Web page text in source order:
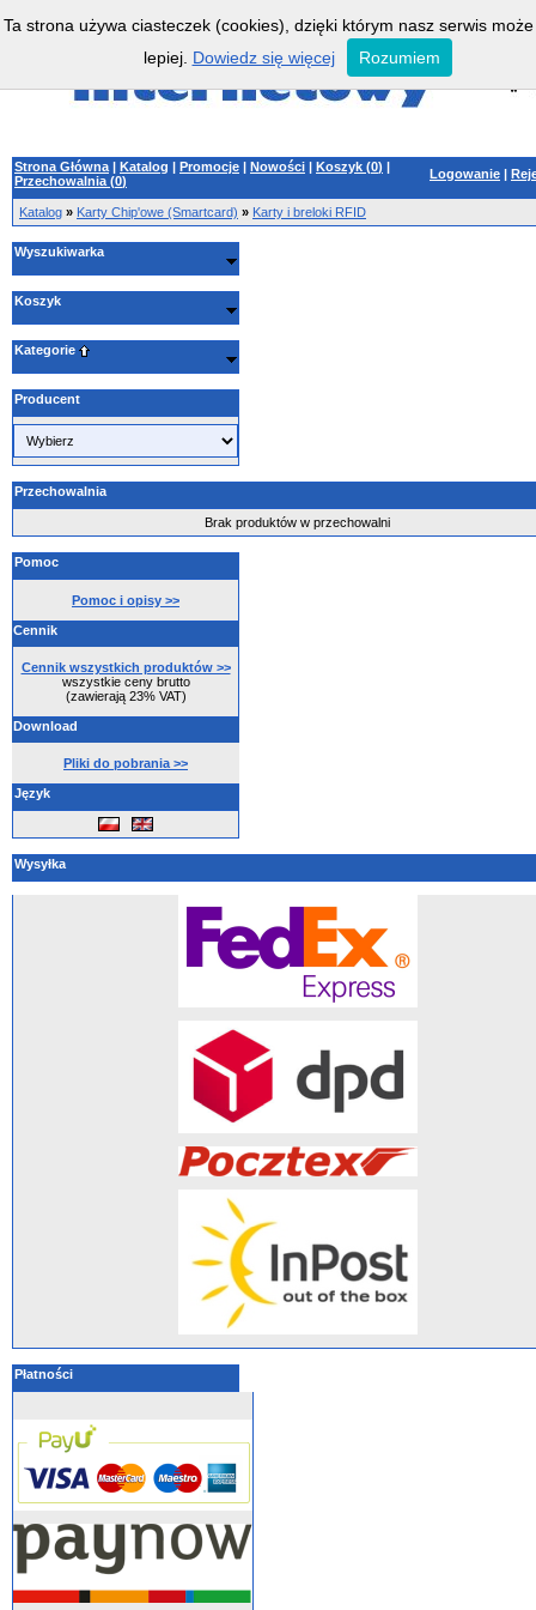
Strona Główna | Katalog | Promocje | Nowości | Koszyk (0) |
Przechowalnia (0) Logowanie |
Katalog » Karty Chip'owe (Smartcard) » Karty i breloki RFID
Wyszukiwarka
Koszyk
Kategorie
Producent
Przechowalnia
Brak produktów w przechowalni
Pomoc
Pomoc i opisy >>
Cennik
Cennik wszystkich produktów >>
wszystkie ceny brutto
(zawierają 23% VAT)
Download
Pliki do pobrania >>
Język
Wysyłka
Płatności
Ta strona używa ciasteczek (cookies), dzięki którym nasz serwis może
lepiej. Dowiedz się więcej Rozumiem